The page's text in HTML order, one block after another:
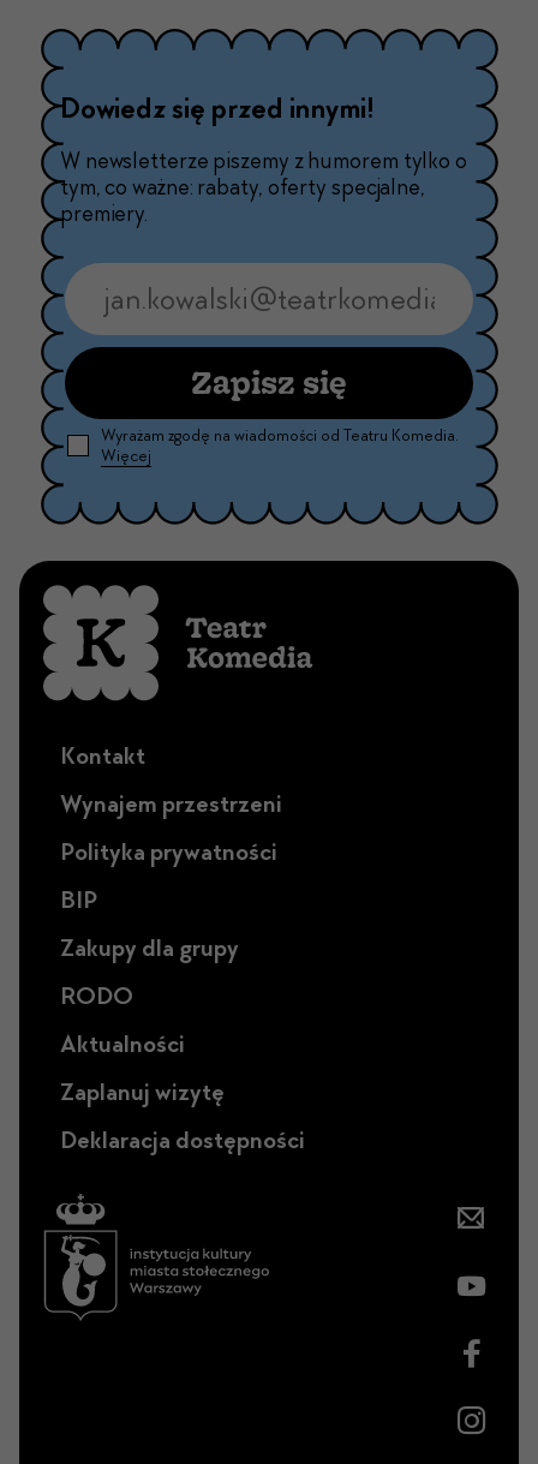
Dowiedz się przed innymi!
W newsletterze piszemy z humorem tylko o
tym, co ważne: rabaty, oferty specjalne,
premiery.
Zapisz się
Wyrażam zgodę na wiadomości od Teatru Komedia.
Więcej
Kontakt
Wynajem przestrzeni
Polityka prywatności
BIP
Zakupy dla grupy
RODO
Aktualności
Zaplanuj wizytę
Deklaracja dostępności